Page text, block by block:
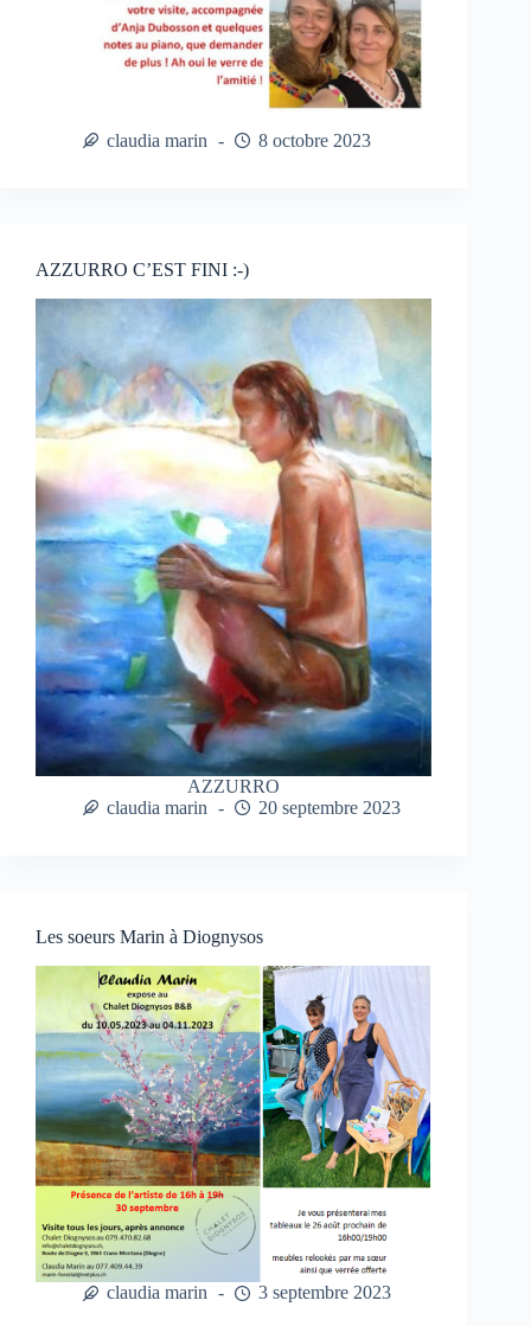
claudia marin 8 octobre 2023
AZZURRO C’EST FINI :-)
AZZURRO
claudia marin
20 septembre 2023
Les soeurs Marin à Diognysos
claudia marin 3 septembre 2023